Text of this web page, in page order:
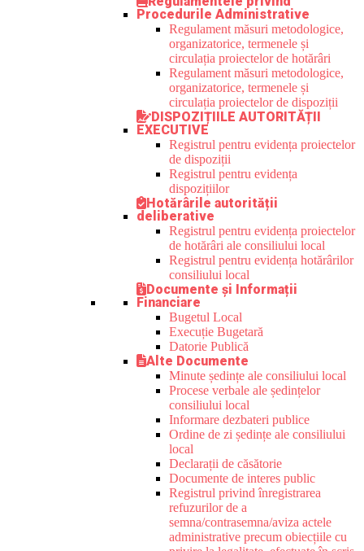
Procedurile Administrative
Regulament măsuri metodologice,
organizatorice, termenele și
circulația proiectelor de hotărâri
Regulament măsuri metodologice,
organizatorice, termenele și
circulația proiectelor de dispoziții
DISPOZIȚIILE AUTORITĂȚII
EXECUTIVE
Registrul pentru evidența proiectelor
de dispoziții
Registrul pentru evidența
dispozițiilor
Hotărârile autorității
deliberative
Registrul pentru evidența proiectelor
de hotărâri ale consiliului local
Registrul pentru evidența hotărârilor
consiliului local
Documente și Informații
Financiare
Bugetul Local
Execuție Bugetară
Datorie Publică
Alte Documente
Minute ședințe ale consiliului local
Procese verbale ale ședințelor
consiliului local
Informare dezbateri publice
Ordine de zi ședințe ale consiliului
local
Declarații de căsătorie
Documente de interes public
Registrul privind înregistrarea
refuzurilor de a
semna/contrasemna/aviza actele
administrative precum obiecțiile cu